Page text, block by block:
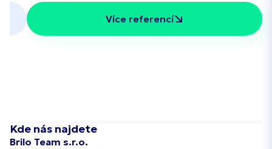
Více referencí
Kde nás najdete
Brilo Team s.r.o.